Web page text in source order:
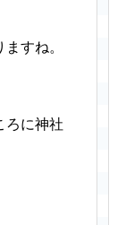
すね。
ろに神社